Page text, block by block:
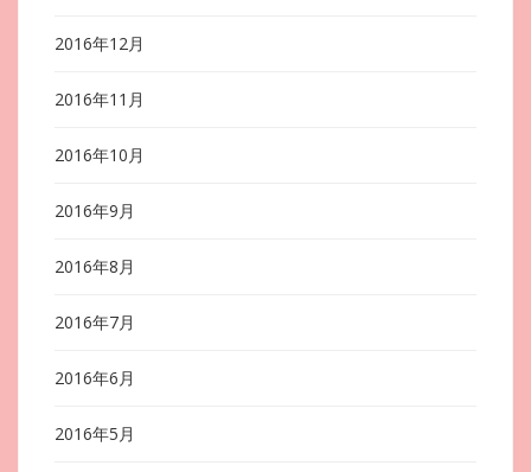
2016年12月
2016年11月
2016年10月
2016年9月
2016年8月
2016年7月
2016年6月
2016年5月